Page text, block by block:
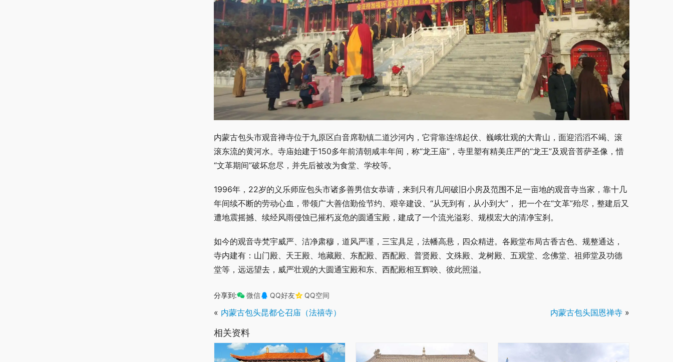
内蒙古包头市观音禅寺位于九原区白音席勒镇二道沙河内，它背靠连绵起伏、巍峨壮观的大青山，面迎滔滔不竭、滚
滚东流的黄河水。寺庙始建于150多年前清朝咸丰年间，称“龙王庙”，寺里塑有精美庄严的“龙王”及观音菩萨圣像，惜
“文革期间”破坏怠尽，并先后被改为食堂、学校等。
1996年，22岁的义乐师应包头市诸多善男信女恭请，来到只有几间破旧小房及范围不足一亩地的观音寺当家，靠十几
年间续不断的劳动心血，带领广大善信勤俭节约、艰辛建设、“从无到有，从小到大”， 把一个在“文革”殆尽，整建后又
遭地震摇撼、续经风雨侵蚀已摧朽岌危的圆通宝殿，建成了一个流光溢彩、规模宏大的清净宝刹。
如今的观音寺梵宇威严、洁净肃穆，道风严谨，三宝具足，法幡高悬，四众精进。各殿堂布局古香古色、规整通达，
寺内建有：山门殿、天王殿、地藏殿、东配殿、西配殿、普贤殿、文殊殿、龙树殿、五观堂、念佛堂、祖师堂及功德
堂等，远远望去，威严壮观的大圆通宝殿和东、西配殿相互辉映、彼此照溢。
分享到: 微信 QQ好友 QQ空间
« 内蒙古包头昆都仑召庙（法禧寺） 内蒙古包头国恩禅寺 »
相关资料